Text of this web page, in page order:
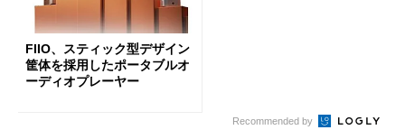
FIIO、スティック型デザイン
筐体を採用したポータブルオ
ーディオプレーヤー
Recommended by